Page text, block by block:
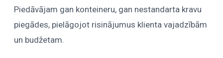
Piedāvājam gan konteineru, gan nestandarta kravu
piegādes, pielāgojot risinājumus klienta vajadzībām
un budžetam.